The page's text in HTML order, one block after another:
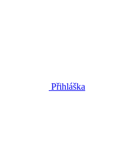
Přihláška